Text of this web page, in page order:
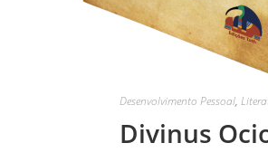
Desenvolvimento Pessoal,
Divinus